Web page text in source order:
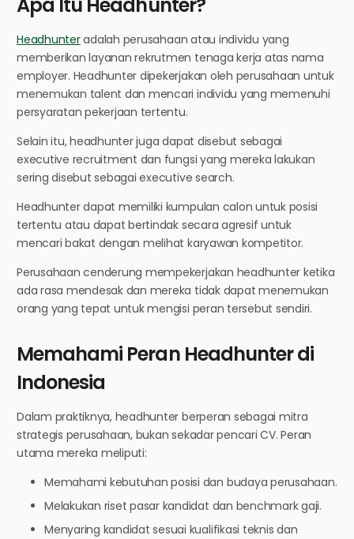
Headhunteradalah perusahaan atau individu yang
memberikan layanan rekrutmen tenaga kerja atas nama
employer. Headhunter dipekerjakan oleh perusahaan untuk
menemukan talent dan mencari individu yang memenuhi
persyaratan pekerjaan tertentu.
Selain itu, headhunter juga dapat disebut sebagai
executive recruitment dan fungsi yang mereka lakukan
sering disebut sebagai executive search.
Headhunter dapat memiliki kumpulan calon untuk posisi
tertentu atau dapat bertindak secara agresif untuk
mencari bakat dengan melihat karyawan kompetitor.
Perusahaan cenderung mempekerjakan headhunter ketika
ada rasa mendesak dan mereka tidak dapat menemukan
orang yang tepat untuk mengisi peran tersebut sendiri.
Memahami Peran Headhunter di
Indonesia
Dalam praktiknya, headhunter berperan sebagai mitra
strategis perusahaan, bukan sekadar pencari CV. Peran
utama mereka meliputi:
Memahami kebutuhan posisi dan budaya perusahaan.
Melakukan riset pasar kandidat dan benchmark gaji.
Menyaring kandidat sesuai kualifikasi teknis dan